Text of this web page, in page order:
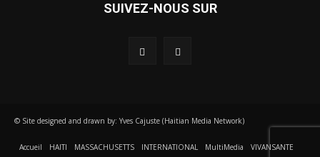
SUIVEZ-NOUS SUR
© Site designed and drawn by: Yves Cajuste (Haitian Media Network)
Accueil HAITI MASSACHUSETTS INTERNATIONAL MultiMedia VIVANSANTE